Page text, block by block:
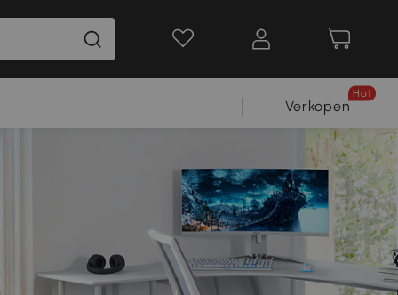
Verkopen
Hot